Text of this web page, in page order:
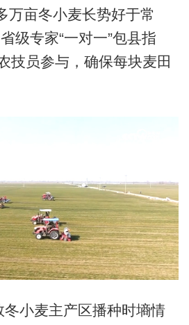
万亩冬小麦长势好于常
级专家“一对一”包县指
技员参与，确保每块麦田
小麦主产区播种时墒情